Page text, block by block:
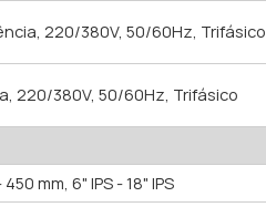
220/380V, 50/60Hz, Trifásico
220/380V, 50/60Hz, Trifásico
mm, 6" IPS - 18" IPS